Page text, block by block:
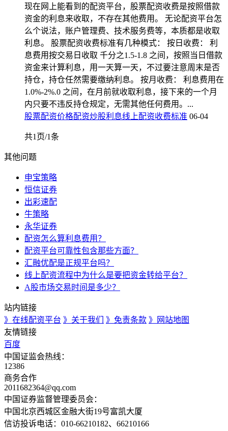
现在网上能看到的配资平台，股票配资收费是按照借款
资金的利息来收取，不存在其他费用。 无论配资平台怎
么个说法，账户管理费、技术服务费等，本质都是收取
利息。 股票配资收费标准有几种模式： 按日收费： 利
息费用按交易日收取 千分之1.5-1.8 之间，按照当日借款
资金来计算利息，用一天算一天，不过要注意周末是否
持仓，持仓任然需要缴纳利息。 按月收费： 利息费用在
1.0%-2%.0 之间，在月前就收取利息，接下来的一个月
内只要不违反持仓规定，无需其他任何费用。...
股票配资价格配资炒股利息线上配资收费标准 06-04
共1页/1条
其他问题
申宝策略
恒信证券
出彩速配
牛策略
永华证券
配资怎么算利息费用？
配资平台可靠性包含那些方面？
汇融优配是正规平台吗？
线上配资流程中为什么是要把资金转给平台？
A股市场交易时间是多少？
站内链接
》在线配资平台 》关于我们 》免责条款 》网站地图
友情链接
百度
中国证监会热线：
12386
商务合作
2011682364@qq.com
中国证券监督管理委员会：
中国北京西城区金融大街19号富凯大厦
信访投诉电话：010-66210182、66210166